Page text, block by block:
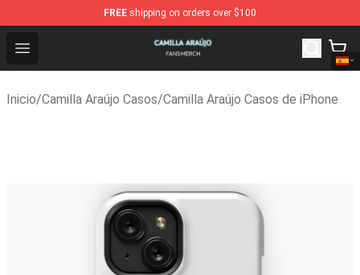
FREE shipping on orders over $100
Open menu
Camilla Araújo Shop - Official Camilla Araújo
Inicio/Camilla Araújo Casos/Camilla Araújo Casos de iPhone